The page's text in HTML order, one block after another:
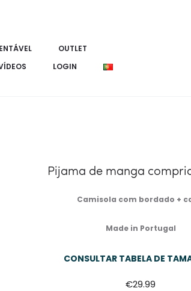
OUTLET
LOGIN
Pijama de manga
Camisola com bordado +
Made in Portugal
CONSULTAR TABELA DE
€29.99